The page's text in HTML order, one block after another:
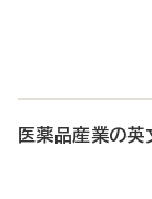
医薬品産業の英